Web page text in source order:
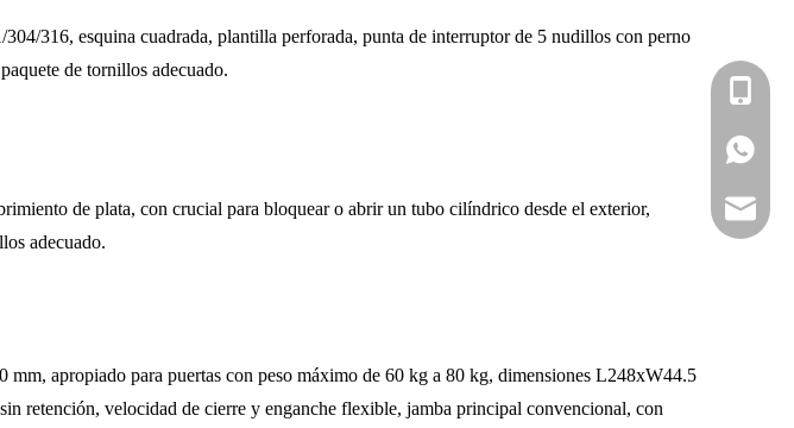
316, esquina cuadrada, plantilla perforada, punta de interruptor de 5 nudillos con perno
de tornillos adecuado.
de plata, con crucial para bloquear o abrir un tubo cilíndrico desde el exterior,
adecuado.
apropiado para puertas con peso máximo de 60 kg a 80 kg, dimensiones L248xW44.5
retención, velocidad de cierre y enganche flexible, jamba principal convencional, con
+86-
+86-